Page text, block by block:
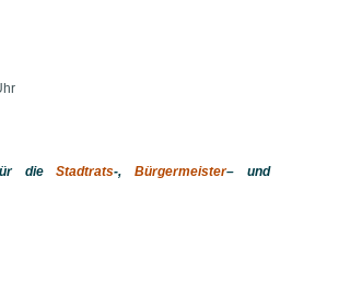
für dieStadtrats-,Bürgermeister– und